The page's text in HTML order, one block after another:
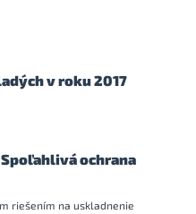
v roku 2017
ochrana
riešením na uskladnenie